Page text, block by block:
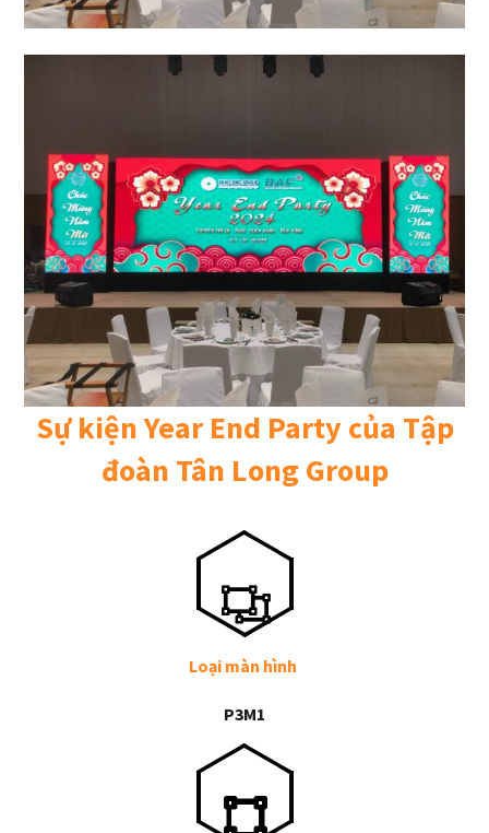
Sự kiện Year End Party của Tập
đoàn Tân Long Group
Loại màn hình
P3M1